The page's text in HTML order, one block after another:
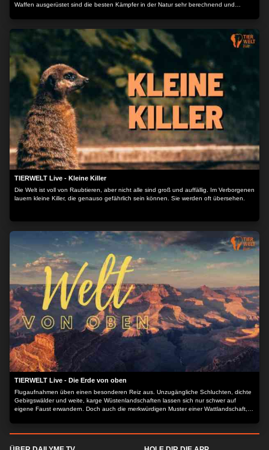
Waffen ausgerüstet sind die besten Kämpfer in der Natur sehr berechnend und
TIERWELT Live - Kleine Killer
Die Welt ist voll von Raubtieren, aber nicht alle sind groß und auffällig. Im Verborgenen
lauern kleine Killer, die genauso gefährlich sein können. Sie werden oft übersehen.
TIERWELT Live - Die Erde von oben
Flugaufnahmen üben einen besonderen Reiz aus. Unzugängliche Schluchten, dichte
Gebirgswälder und weite, karge Wüstenlandschaften lassen sich nur schwer auf
eigene Faust erwandern. Doch auch die merkwürdigen Muster einer Wattlandschaft,
Gesteinsformationen werden erst durch einen Blick von oben erkennbar. "Die Erde
von oben" zeigt Flugaufnahmen pur, lange Einstellungen, wenige Schnitte, ohne